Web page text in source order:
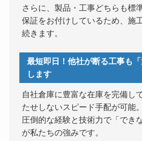
さらに、製品・工事どちらも標
保証をお付けしているため、施
続きます。
最短即日！他社が断る工事も
します
自社倉庫に豊富な在庫を完備し
たせしないスピード手配が可能。
圧倒的な経験と技術力で「でき
が私たちの強みです。